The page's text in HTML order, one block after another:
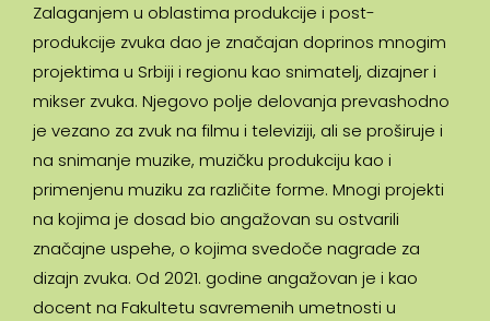
Zalaganjem u oblastima produkcije i post-
produkcije zvuka dao je značajan doprinos mnogim
projektima u Srbiji i regionu kao snimatelj, dizajner i
mikser zvuka. Njegovo polje delovanja prevashodno
je vezano za zvuk na filmu i televiziji, ali se proširuje i
na snimanje muzike, muzičku produkciju kao i
primenjenu muziku za različite forme. Mnogi projekti
na kojima je dosad bio angažovan su ostvarili
značajne uspehe, o kojima svedoče nagrade za
dizajn zvuka. Od 2021. godine angažovan je i kao
docent na Fakultetu savremenih umetnosti u